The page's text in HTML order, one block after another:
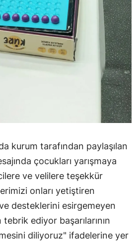
kurum tarafından paylaşılan
çocukları yarışmaya
ve velilere teşekkür
onları yetiştiren
desteklerini esirgemeyen
ediyor başarılarının
diliyoruz" ifadelerine yer